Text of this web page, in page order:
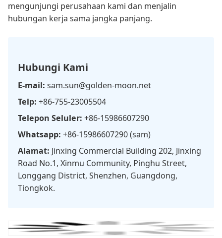
mengunjungi perusahaan kami dan menjalin
hubungan kerja sama jangka panjang.
Hubungi Kami
E-mail: sam.sun@golden-moon.net
Telp: +86-755-23005504
Telepon Seluler: +86-15986607290
Whatsapp: +86-15986607290 (sam)
Alamat: Jinxing Commercial Building 202, Jinxing
Road No.1, Xinmu Community, Pinghu Street,
Longgang District, Shenzhen, Guangdong,
Tiongkok.